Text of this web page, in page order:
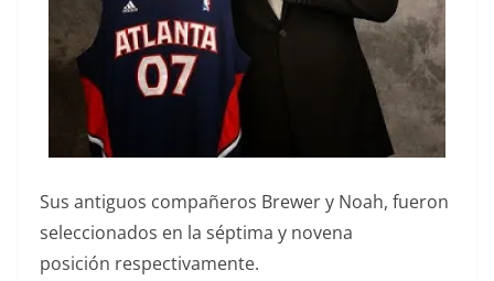
Sus antiguos compañeros Brewer y Noah, fueron
seleccionados en la séptima y novena
posición respectivamente.